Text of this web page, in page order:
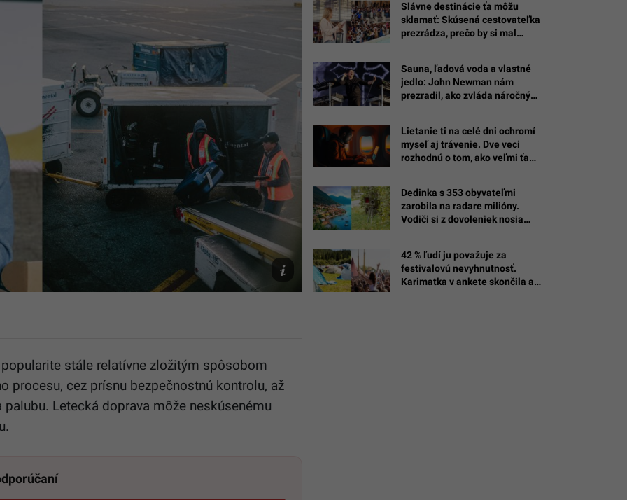
Ilustračná
fotografia
Unsplash/Christian
Erfurt,
Calle
Macarone
stále relatívne zložitým spôsobom
procesu, cez prísnu bezpečnostnú kontrolu, až
Letecká doprava môže neskúsenému
Slávne destinácie ťa môžu
sklamať: Skúsená cestovateľka
prezrádza, prečo by si mal
Sauna, ľadová voda a vlastné
jedlo: John Newman nám
prezradil, ako zvláda náročný
Lietanie ti na celé dni ochromí
myseľ aj trávenie. Dve veci
rozhodnú o tom, ako veľmi ťa
Dedinka s 353 obyvateľmi
zarobila na radare milióny.
Vodiči si z dovoleniek nosia
42 % ľudí ju považuje za
festivalovú nevyhnutnosť.
Karimatka v ankete skončila až